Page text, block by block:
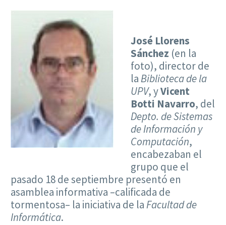
José Llorens
Sánchez (en la
foto), director de
laBiblioteca de la
UPV, yVicent
Botti Navarro, del
Depto. de Sistemas
de Información y
Computación,
encabezaban el
grupo que el
pasado 18 de septiembre presentó en
asamblea informativa –calificada de
tormentosa– la iniciativa de laFacultad de
Informática.